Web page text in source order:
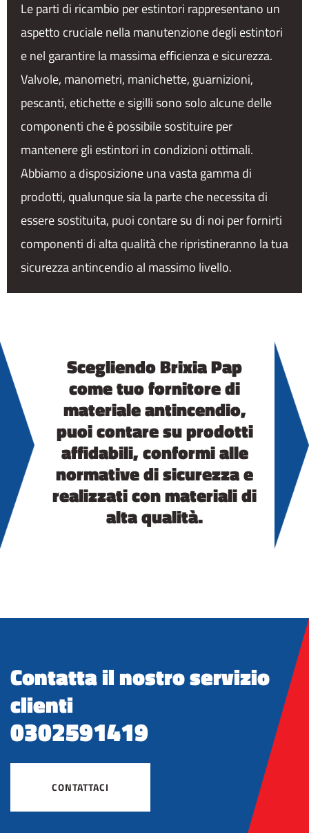
Le parti di ricambio per estintori rappresentano un
aspetto cruciale nella manutenzione degli estintori
e nel garantire la massima efficienza e sicurezza.
Valvole, manometri, manichette, guarnizioni,
pescanti, etichette e sigilli sono solo alcune delle
componenti che è possibile sostituire per
mantenere gli estintori in condizioni ottimali.
Abbiamo a disposizione una vasta gamma di
prodotti, qualunque sia la parte che necessita di
essere sostituita, puoi contare su di noi per fornirti
componenti di alta qualità che ripristineranno la tua
sicurezza antincendio al massimo livello.
Scegliendo Brixia Pap
come tuo fornitore di
materiale antincendio,
puoi contare su prodotti
affidabili, conformi alle
normative di sicurezza e
realizzati con materiali di
alta qualità.
Contatta il nostro servizio
clienti
0302591419
CONTATTACI